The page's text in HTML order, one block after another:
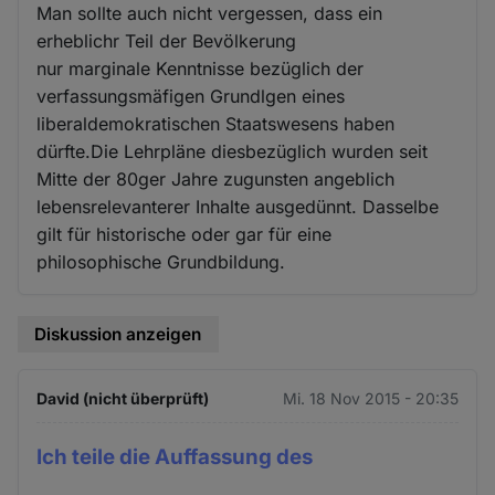
Man sollte auch nicht vergessen, dass ein
erheblichr Teil der Bevölkerung
nur marginale Kenntnisse bezüglich der
verfassungsmäfigen Grundlgen eines
liberaldemokratischen Staatswesens haben
dürfte.Die Lehrpläne diesbezüglich wurden seit
Mitte der 80ger Jahre zugunsten angeblich
lebensrelevanterer Inhalte ausgedünnt. Dasselbe
gilt für historische oder gar für eine
philosophische Grundbildung.
Diskussion anzeigen
David (nicht überprüft) Mi. 18 Nov 2015 - 20:35
Ich teile die Auffassung des